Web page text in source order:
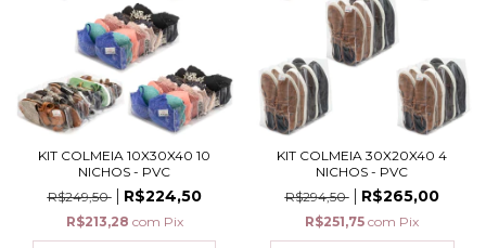
KIT COLMEIA 10X30X40 10
NICHOS - PVC
R$249,50
R$224,50
R$213,28 com Pix
KIT COLMEIA 30X20X40 4
NICHOS - PVC
R$294,50
R$265,00
R$251,75 com Pix